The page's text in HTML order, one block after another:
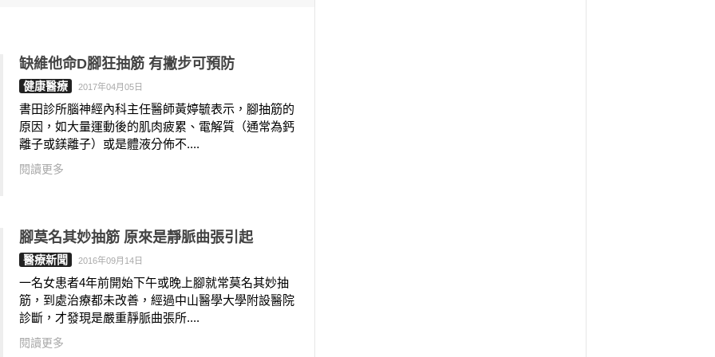
缺維他命D腳狂抽筋 有撇步可預防
健康醫療 2017年04月05日
書田診所腦神經內科主任醫師黃婷毓表示，腳抽筋的
原因，如大量運動後的肌肉疲累、電解質（通常為鈣
離子或鎂離子）或是體液分佈不....
閱讀更多
腳莫名其妙抽筋 原來是靜脈曲張引起
醫療新聞 2016年09月14日
一名女患者4年前開始下午或晚上腳就常莫名其妙抽
筋，到處治療都未改善，經過中山醫學大學附設醫院
診斷，才發現是嚴重靜脈曲張所....
閱讀更多